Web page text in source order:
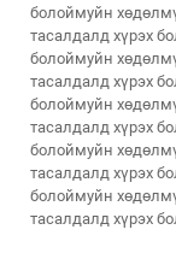
болоймуйн
тасалдалд хүрэх
болоймуйн
тасалдалд хүрэх
болоймуйн
тасалдалд хүрэх
болоймуйн
тасалдалд хүрэх
болоймуйн
тасалдалд хүрэх